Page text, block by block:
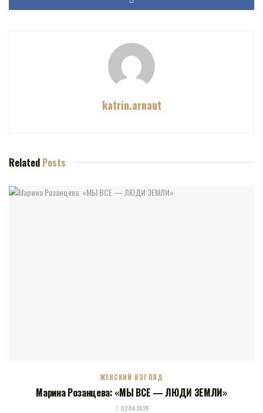
katrin.arnaut
Related Posts
ЖЕНСКИЙ ВЗГЛЯД
Марина Розанцева: «МЫ ВСЕ — ЛЮДИ ЗЕМЛИ»
02.04.2026